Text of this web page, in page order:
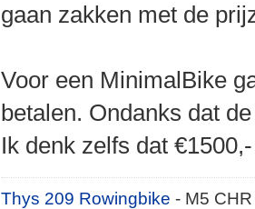
gaan zakken met de
Voor een MinimalBike
betalen. Ondanks dat
Ik denk zelfs dat
Thys 209 Rowingbike- M5